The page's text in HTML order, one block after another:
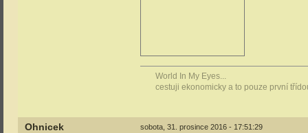
World In My Eyes...
cestuji ekonomicky a to pouze první
Ohnicek sobota, 31. prosince 2016 - 17:51:29